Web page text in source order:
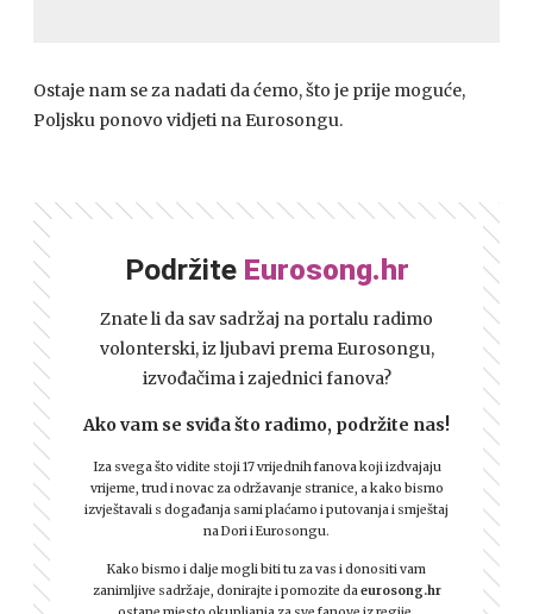
Ostaje nam se za nadati da ćemo, što je prije moguće,
Poljsku ponovo vidjeti na Eurosongu.
Podržite Eurosong.hr
Znate li da sav sadržaj na portalu radimo
volonterski, iz ljubavi prema Eurosongu,
izvođačima i zajednici fanova?
Ako vam se sviđa što radimo, podržite nas!
Iza svega što vidite stoji 17 vrijednih fanova koji izdvajaju
vrijeme, trud i novac za održavanje stranice, a kako bismo
izvještavali s događanja sami plaćamo i putovanja i smještaj
na Dori i Eurosongu.
Kako bismo i dalje mogli biti tu za vas i donositi vam
zanimljive sadržaje, donirajte i pomozite daeurosong.hr